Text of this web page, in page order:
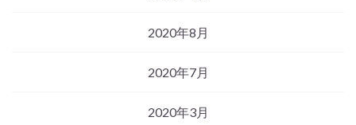
2020年8月
2020年7月
2020年3月